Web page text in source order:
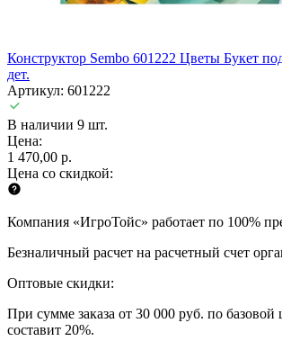
Конструктор Sembo 601222 Цветы Букет
дет.
Артикул: 601222
В наличии 9 шт.
Цена:
1 470,00 р.
Цена со скидкой:
Компания «ИгроТойс» работает по 100%
Безналичный расчет на расчетный счет
Оптовые скидки:
При сумме заказа от 30 000 руб. по базовой
составит 20%.